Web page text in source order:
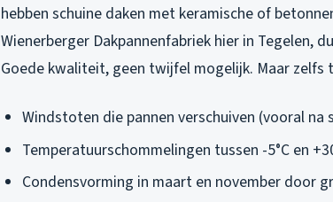
hebben schuine daken met keramische of
Wienerberger Dakpannenfabriek hier in Tegelen,
Goede kwaliteit, geen twijfel mogelijk. Maar
Windstoten die pannen verschuiven (vooral na
Temperatuurschommelingen tussen -5°C en
Condensvorming in maart en november door